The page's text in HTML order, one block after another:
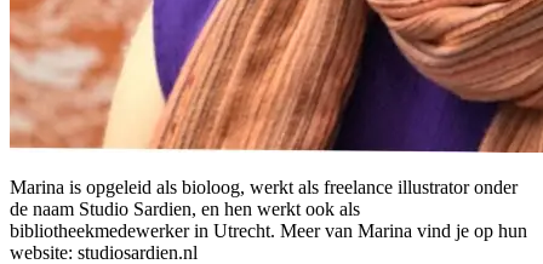
Marina is opgeleid als bioloog, werkt als freelance illustrator onder
de naam Studio Sardien, en hen werkt ook als
bibliotheekmedewerker in Utrecht. Meer van Marina vind je op hun
website: studiosardien.nl